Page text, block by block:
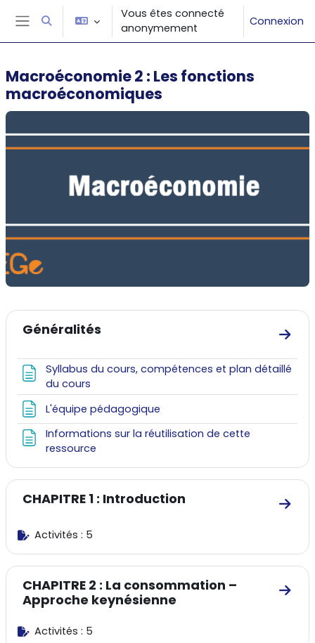
Passer au contenu principal
Panneau latéral
Activer/désactiver la saisie de recherche
Vous êtes connecté
anonymement
Connexion
Macroéconomie 2 : Les fonctions
macroéconomiques
Résumé de section
Généralités
Aller
Syllabus du cours, compétences et plan détaillé
du cours
L'équipe pédagogique
Informations sur la réutilisation de cette
ressource
CHAPITRE 1 : Introduction
Aller
Activités : 5
CHAPITRE 2 : La consommation –
Approche keynésienne
Aller
Activités : 5